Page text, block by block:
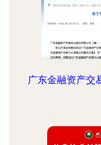
广东金融资产交